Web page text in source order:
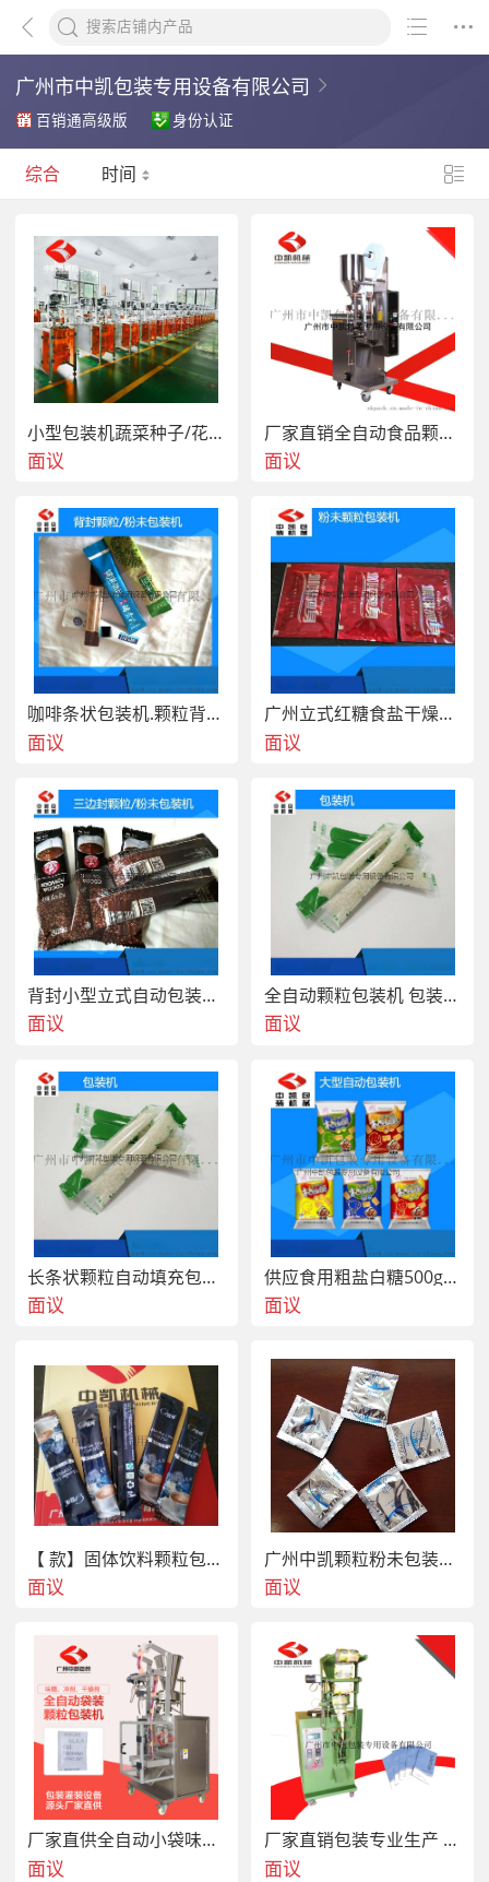
广州市中凯包装专用设备有限公司
百销通高级版 身份认证
综合 时间
小型包装机蔬菜种子/花卉种子三边封全自动颗粒包装机
面议
厂家直销全自动食品颗粒包装机 条状冲剂颗粒包装机
面议
咖啡条状包装机.颗粒背封圆角冲剂全自动包装机
面议
广州立式红糖食盐干燥剂全自动颗粒包装机
面议
背封小型立式自动包装机称重 颗粒食品包装机械
面议
全自动颗粒包装机 包装小袋硅胶、干燥剂、保鲜剂包装机
面议
长条状颗粒自动填充包装机红糖自动包装机
面议
供应食用粗盐白糖500g袋装盐包装机 中型颗粒包装机
面议
【 款】固体饮料颗粒包装机圆角背封
面议
广州中凯颗粒粉未包装机专用生产厂家
面议
厂家直供全自动小袋味精包装机 石灰干燥剂包装设备小型包装机
面议
厂家直销包装专业生产 小袋南瓜籽/葵瓜籽颗粒包装机|自动包装机
面议